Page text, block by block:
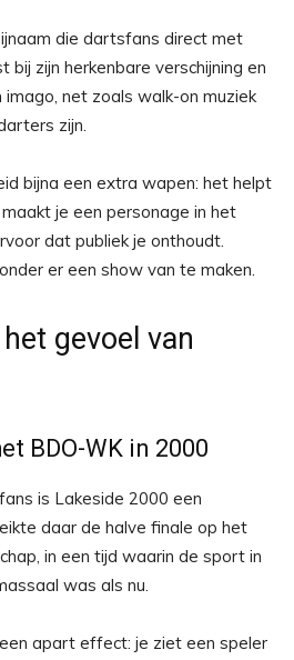
die dartsfans direct met
bij zijn herkenbare verschijning en
net zoals walk-on muziek
zijn.
bijna een extra wapen: het helpt
je een personage in het
dat publiek je onthoudt.
er een show van te maken.
gevoel van
BDO-WK in 2000
is Lakeside 2000 een
daar de halve finale op het
in een tijd waarin de sport in
was als nu.
apart effect: je ziet een speler